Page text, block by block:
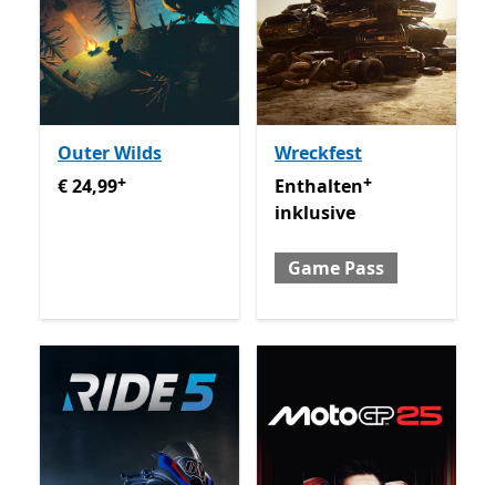
Outer Wilds
€ 24,99Enthält In-App-Käufe
€ 24,99+
Wreckfest
Enthalten inklusive Game
Enthalten+
inklusive
Game Pass